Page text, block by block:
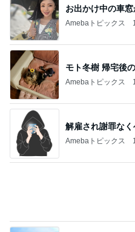
だいた 長くなった打ち合わせと
Amebaトピックス
梅干しでまさか
行ってみて印象